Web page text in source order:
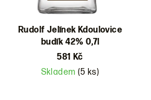
Rudolf Jelínek Kdoulovice
budík 42% 0,7l
581 Kč
Skladem (5 ks)